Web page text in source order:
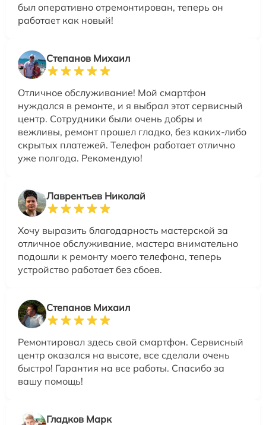
был оперативно отремонтирован, теперь он
работает как новый!
Степанов Михаил
Отличное обслуживание! Мой смартфон
нуждался в ремонте, и я выбрал этот сервисный
центр. Сотрудники были очень добры и
вежливы, ремонт прошел гладко, без каких-либо
скрытых платежей. Телефон работает отлично
уже полгода. Рекомендую!
Лаврентьев Николай
Хочу выразить благодарность мастерской за
отличное обслуживание, мастера внимательно
подошли к ремонту моего телефона, теперь
устройство работает без сбоев.
Степанов Михаил
Ремонтировал здесь свой смартфон. Сервисный
центр оказался на высоте, все сделали очень
быстро! Гарантия на все работы. Спасибо за
вашу помощь!
Гладков Марк